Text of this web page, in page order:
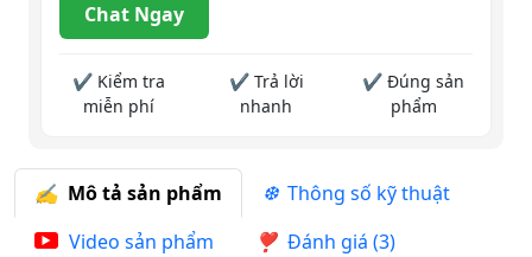
Chat Ngay
✔ Kiểm tra
miễn phí
✔ Trả lời
nhanh
✔ Đúng sản
phẩm
Mô tả sản phẩm
Thông số kỹ thuật
Video sản phẩm
Đánh giá (3)